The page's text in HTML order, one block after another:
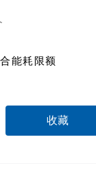
能耗限额
收藏